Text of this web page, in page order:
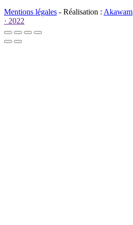
Mentions légales - Réalisation : Akawam
· 2022